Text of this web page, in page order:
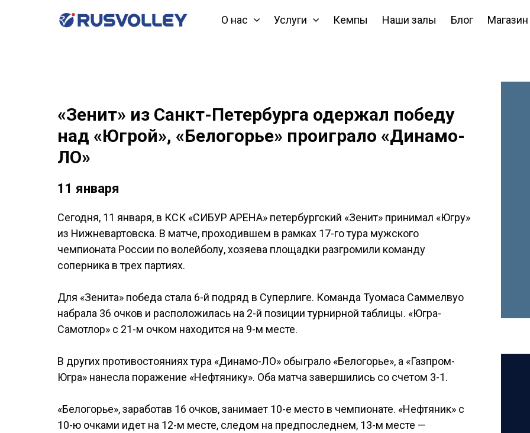
О нас Услуги Кемпы Наши залы Блог Магазин
«Зенит» из Санкт-Петербурга одержал победу
над «Югрой», «Белогорье» проиграло «Динамо-
ЛО»
11 января
Сегодня, 11 января, в КСК «СИБУР АРЕНА» петербургский «Зенит» принимал «Югру»
из Нижневартовска. В матче, проходившем в рамках 17-го тура мужского
чемпионата России по волейболу, хозяева площадки разгромили команду
соперника в трех партиях.
Для «Зенита» победа стала 6-й подряд в Суперлиге. Команда Туомаса Саммелвуо
набрала 36 очков и расположилась на 2-й позиции турнирной таблицы. «Югра-
Самотлор» с 21-м очком находится на 9-м месте.
В других противостояниях тура «Динамо-ЛО» обыграло «Белогорье», а «Газпром-
Югра» нанесла поражение «Нефтянику». Оба матча завершились со счетом 3-1.
«Белогорье», заработав 16 очков, занимает 10-е место в чемпионате. «Нефтяник» с
10-ю очками идет на 12-м месте, следом на предпоследнем, 13-м месте —